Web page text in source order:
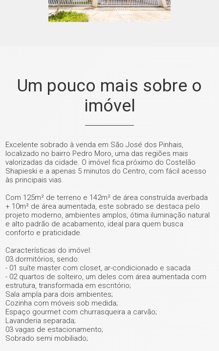
Um pouco mais sobre o
imóvel
Excelente sobrado à venda em São José dos Pinhais,
localizado no bairro Pedro Moro, uma das regiões mais
valorizadas da cidade. O imóvel fica próximo do Costelão
Shapieski e a apenas 5 minutos do Centro, com fácil acesso
às principais vias.
Com 125m² de terreno e 142m² de área construída averbada
+ 10m² de área aumentada, este sobrado se destaca pelo
projeto moderno, ambientes amplos, ótima iluminação natural
e alto padrão de acabamento, ideal para quem busca
conforto e praticidade.
Características do imóvel:
03 dormitórios, sendo:
- 01 suíte master com closet, ar-condicionado e sacada
- 02 quartos de solteiro, um deles com área aumentada com
estrutura, transformada em escritório;
Sala ampla para dois ambientes;
Cozinha com móveis sob medida;
Espaço gourmet com churrasqueira a carvão;
Lavanderia separada;
03 vagas de estacionamento;
Sobrado semi mobiliado;